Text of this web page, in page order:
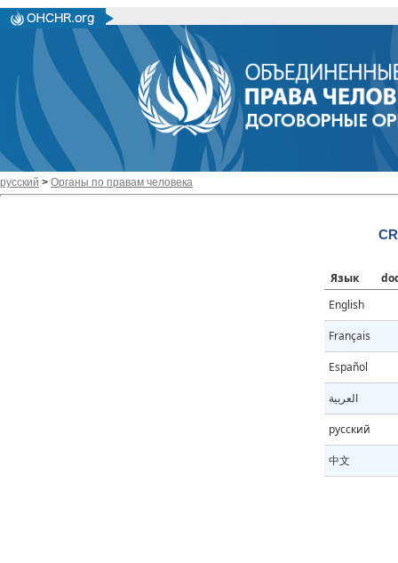
русский > Органы по правам человека
Язык
English
Français
Español
العربية
русский
中文